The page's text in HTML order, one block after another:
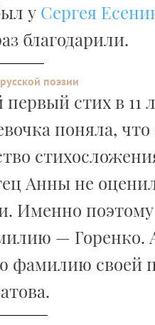
у Сергея
благодарили.
поэзии
стих в 11
поняла,
Анны не
Именно
— Горенко.
фамилию своей